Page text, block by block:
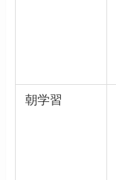
朝学習